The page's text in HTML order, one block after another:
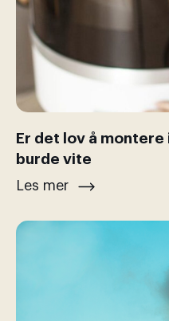
Er det lov å
burde vite
Les mer